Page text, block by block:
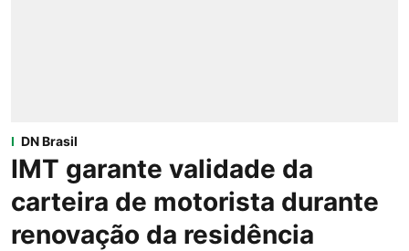
DN Brasil
IMT garante validade da
carteira de motorista durante
renovação da residência